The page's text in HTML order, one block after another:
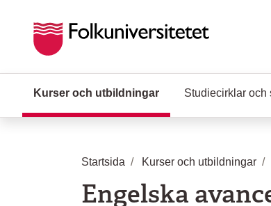
Kurser och utbildningar (Aktuell sida)
Studiecirklar och
Startsida Kurser och utbildningar
Engelska